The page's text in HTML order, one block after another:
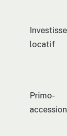
locatif
Primo-
accession